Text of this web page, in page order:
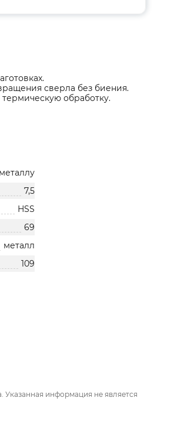
сверла без биения.
обработку.
7,5
HSS
69
металл
109
Указанная информация не является